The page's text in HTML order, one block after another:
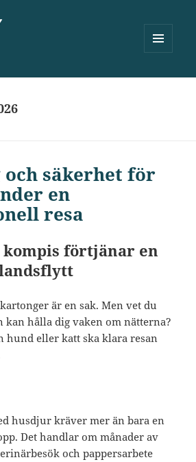
WIDGETS
säkerhet för
en
resa
förtjänar en
är en sak. Men vet du
kan hålla dig vaken om nätterna?
hund eller katt ska klara resan
husdjur kräver mer än bara en
Det handlar om månader av
och pappersarbete